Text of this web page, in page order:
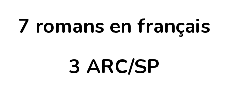
7 romans en français
3 ARC/SP